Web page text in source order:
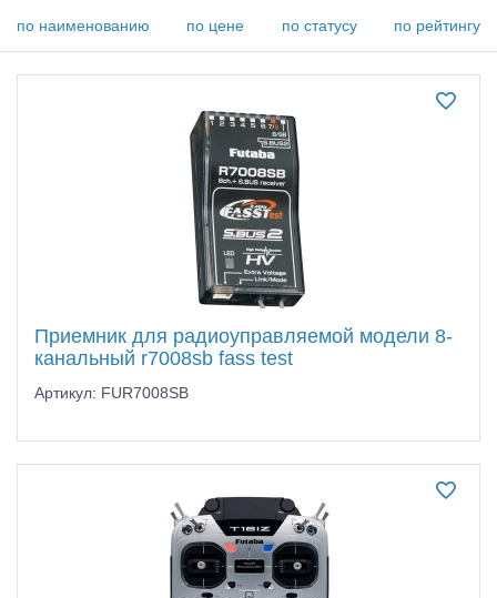
Запчасти и аксессуары
Аппаратура и электроника
Аккумуляторы и батарейки
Зарядные устройства и блоки питания
Двигатели
Инструмент,измерительные приборы,расходники
Оптовая продажа запчастей для моделей
по наименованию по цене по статусу по рейтингу
Приемник для радиоуправляемой модели 8-
канальный r7008sb fass test
Артикул: FUR7008SB